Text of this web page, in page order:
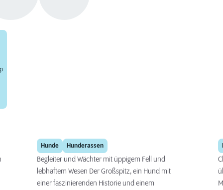
Hunde Hunderassen
Großspitz
Begleiter und Wächter mit üppigem Fell und
lebhaftem Wesen Der Großspitz, ein Hund mit
einer faszinierenden Historie und einem